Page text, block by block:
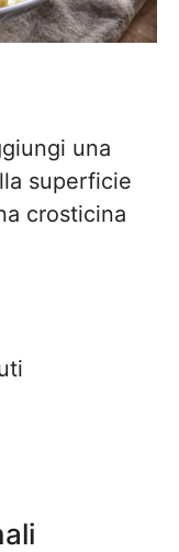
una
superficie
crosticina